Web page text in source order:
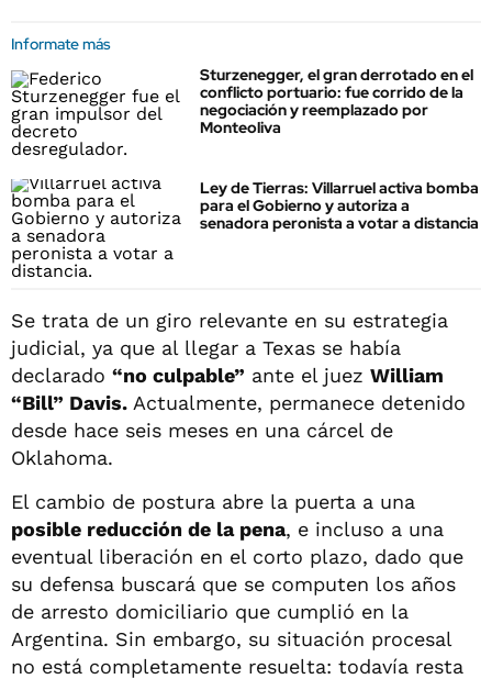
Informate más
Sturzenegger, el gran derrotado en el
conflicto portuario: fue corrido de la
negociación y reemplazado por
Monteoliva
Ley de Tierras: Villarruel activa bomba
para el Gobierno y autoriza a
senadora peronista a votar a distancia
Se trata de un giro relevante en su estrategia
judicial, ya que al llegar a Texas se había
declarado “no culpable” ante el juez William
“Bill” Davis. Actualmente, permanece detenido
desde hace seis meses en una cárcel de
Oklahoma.
El cambio de postura abre la puerta a una
posible reducción de la pena, e incluso a una
eventual liberación en el corto plazo, dado que
su defensa buscará que se computen los años
de arresto domiciliario que cumplió en la
Argentina. Sin embargo, su situación procesal
no está completamente resuelta: todavía resta